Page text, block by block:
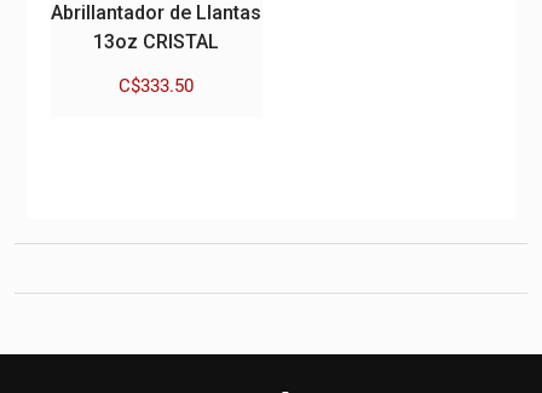
Abrillantador de Llantas
13oz CRISTAL
C$333.50